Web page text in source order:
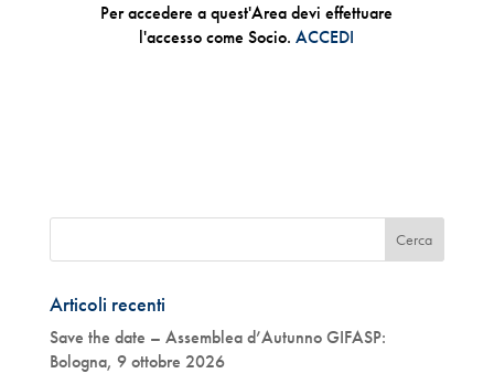
Per accedere a quest'Area devi effettuare
l'accesso come Socio.ACCEDI
Articoli recenti
Save the date – Assemblea d’Autunno GIFASP:
Bologna, 9 ottobre 2026